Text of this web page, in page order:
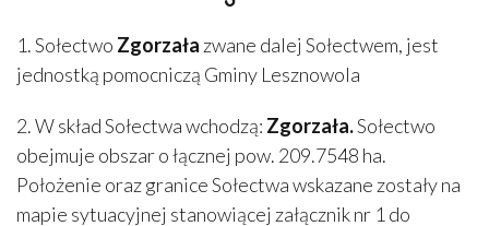
1. Sołectwo Zgorzała zwane dalej Sołectwem, jest
jednostką pomocniczą Gminy Lesznowola
2. W skład Sołectwa wchodzą: Zgorzała.Sołectwo
obejmuje obszar o łącznej pow. 209.7548 ha.
Położenie oraz granice Sołectwa wskazane zostały na
mapie sytuacyjnej stanowiącej załącznik nr 1 do